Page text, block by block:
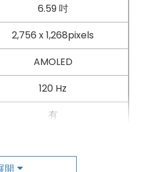
鏡頭，適合自拍、視訊通
日常使用都更加完整便利。
6.59 吋
2,756 x 1,268pixels
AMOLED
120 Hz
有
開